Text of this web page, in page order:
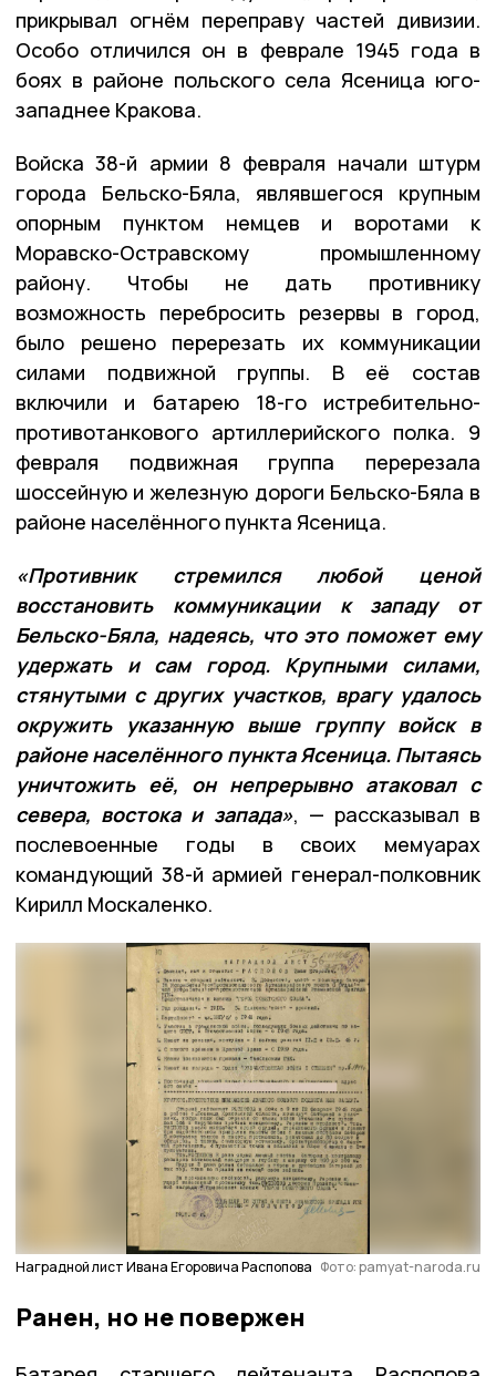
прикрывал огнём переправу частей дивизии.
Особо отличился он в феврале 1945 года в
боях в районе польского села Ясеница юго-
западнее Кракова.
Войска 38-й армии 8 февраля начали штурм
города Бельско-Бяла, являвшегося крупным
опорным пунктом немцев и воротами к
Моравско-Остравскому промышленному
району. Чтобы не дать противнику
возможность перебросить резервы в город,
было решено перерезать их коммуникации
силами подвижной группы. В её состав
включили и батарею 18-го истребительно-
противотанкового артиллерийского полка. 9
февраля подвижная группа перерезала
шоссейную и железную дороги Бельско-Бяла в
районе населённого пункта Ясеница.
«Противник стремился любой ценой
восстановить коммуникации к западу от
Бельско-Бяла, надеясь, что это поможет ему
удержать и сам город. Крупными силами,
стянутыми с других участков, врагу удалось
окружить указанную выше группу войск в
районе населённого пункта Ясеница. Пытаясь
уничтожить её, он непрерывно атаковал с
севера, востока и запада», — рассказывал в
послевоенные годы в своих мемуарах
командующий 38-й армией генерал-полковник
Кирилл Москаленко.
Наградной лист Ивана Егоровича Распопова Фото: pamyat-naroda.ru
Ранен, но не повержен